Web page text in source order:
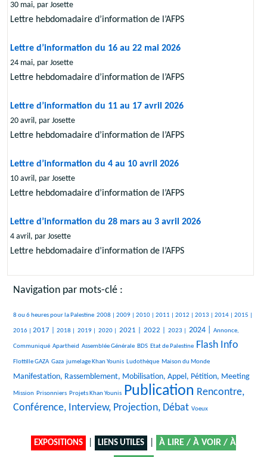
30 mai, par Josette
Lettre hebdomadaire d’information de l’AFPS
Lettre d’information du 16 au 22 mai 2026
24 mai, par Josette
Lettre hebdomadaire d’information de l’AFPS
Lettre d’information du 11 au 17 avril 2026
20 avril, par Josette
Lettre hebdomadaire d’information de l’AFPS
Lettre d’information du 4 au 10 avril 2026
10 avril, par Josette
Lettre hebdomadaire d’information de l’AFPS
Lettre d’information du 28 mars au 3 avril 2026
4 avril, par Josette
Lettre hebdomadaire d’information de l’AFPS
Navigation par mots-clé :
582/2891
8 ou 6 heures pour la Palestine
101/2891 2008 |
326/2891 2009 |
302/2891 2010 |
573/2891 2011 |
358/2891 2012 |
368/2891 2013 |
184/2891 2014 |
130/2891 2015 |
419/2891
2016 |
647/2891
2017 |
167/2891 2018 |
98/2891 2019 |
104/2891 2020 |
895/2891 2021 |
958/2891 2022 |
467/2891 2023 |
1081/2891 2024 |
360/2891 Annonce,
Communiqué
27/2891 Apartheid
27/2891 Assemblée Générale
208/2891 BDS
27/2891 Etat de Palestine
1666/2891 Flash Info
48/2891
Flottille GAZA
337/2891 Gaza
266/2891 jumelage Khan Younis
351/2891 Ludothèque
16/2891 Maison du Monde
1257/2891
Manifestation, Rassemblement, Mobilisation, Appel, Pétition, Meeting
14/2891
Mission
26/2891Prisonniers
162/2891 Projets Khan Younis
2891/2891 Publication
1758/2891
Rencontre,
Conférence, Interview, Projection, Débat
15/2891 Voeux
EXPOSITIONS LIENS UTILES À LIRE / À VOIR / À